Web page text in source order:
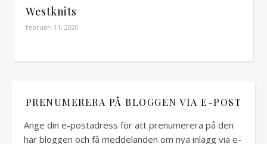
Westknits
februari 11, 2020
PRENUMERERA PÅ BLOGGEN VIA E-POST
Ange din e-postadress för att prenumerera på den
här bloggen och få meddelanden om nya inlägg via e-